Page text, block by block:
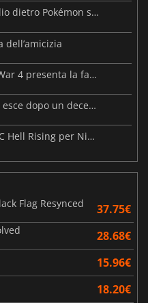
Beast of Reincarnation: lo studio dietro Pokémon su una nuova strada
dell’amicizia
Warhammer 40.000: Dawn of War 4 presenta la fazione dei Necron
Forsaken Realms: Vahrin's Call esce dopo un decennio di sviluppo
Annunciato ufficialmente il DLC Hell Rising per Nioh 3
Flag Resynced
37.75€
28.68€
15.96€
18.20€